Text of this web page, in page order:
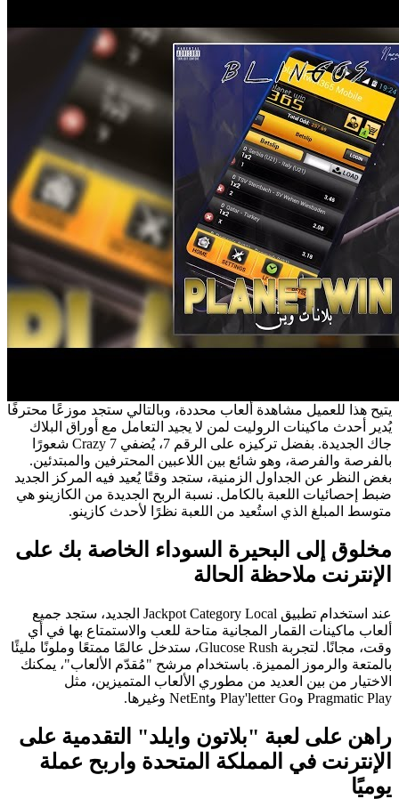
يتيح هذا للعميل مشاهدة ألعاب محددة، وبالتالي ستجد موزعًا محترفًا
يُدير أحدث ماكينات الروليت لمن لا يجيد التعامل مع أوراق البلاك
جاك الجديدة. بفضل تركيزه على الرقم 7، يُضفي Crazy 7 شعورًا
بالفرصة والفرصة، وهو شائع بين اللاعبين المحترفين والمبتدئين.
بغض النظر عن الجداول الزمنية، ستجد وقتًا يُعيد فيه المركز الجديد
ضبط إحصائيات اللعبة بالكامل. نسبة الربح الجديدة من الكازينو هي
متوسط ​​المبلغ الذي استُعيد من اللعبة نظرًا لأحدث كازينو.
مخلوق إلى البحيرة السوداء الخاصة بك على
الإنترنت ملاحظة الحالة
عند استخدام تطبيق Jackpot Category Local الجديد، ستجد جميع
ألعاب ماكينات القمار المجانية متاحة للعب والاستمتاع بها في أي
وقت، مجانًا. لتجربة Glucose Rush، ستدخل عالمًا ممتعًا وملونًا مليئًا
بالمتعة والرموز المميزة. باستخدام مرشح "مُقدّم الألعاب"، يمكنك
الاختيار من بين العديد من مطوري الألعاب المتميزين، مثل
Pragmatic Play وPlay'letter Go وNetEnt وغيرها.
راهن على لعبة "بلاتون وايلد" التقدمية على
الإنترنت في المملكة المتحدة واربح عملة
يوميًا